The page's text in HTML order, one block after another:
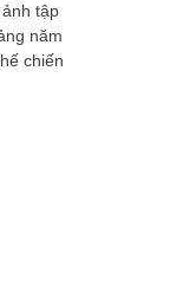
tập
năm
chiến